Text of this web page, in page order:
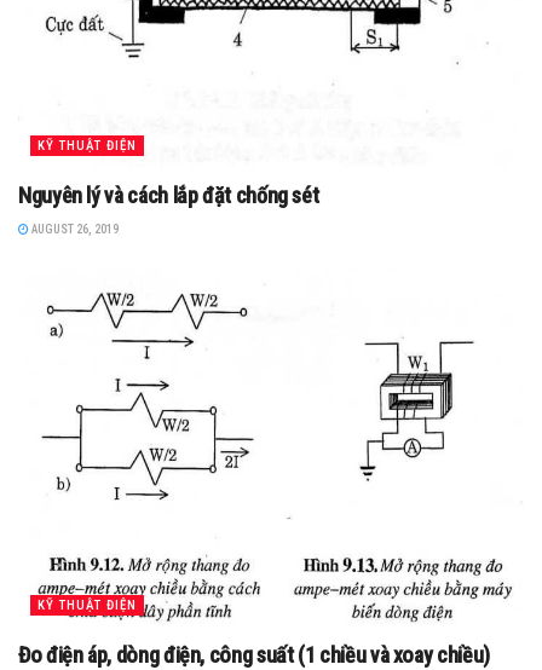
KỸ THUẬT ĐIỆN
Nguyên lý và cách lắp đặt chống sét
AUGUST 26, 2019
KỸ THUẬT ĐIỆN
Đo điện áp, dòng điện, công suất (1 chiều và xoay chiều)